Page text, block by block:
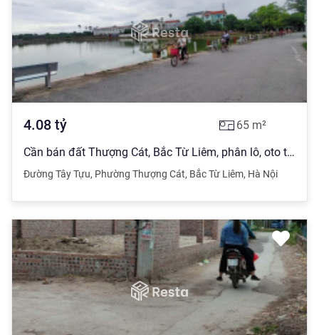
4.08 tỷ 65 m²
Cần bán đất Thượng Cát, Bắc Từ Liêm, phân lô, oto tránh, 65m2, mt 4.7m
Đường Tây Tựu, Phường Thượng Cát, Bắc Từ Liêm, Hà Nội